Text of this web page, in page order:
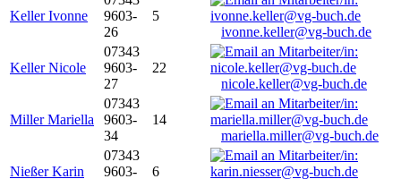
Keller Ivonne
9603-
26
5
ivonne.keller@vg-buch.de
Keller Nicole
07343
9603-
27
22
nicole.keller@vg-buch.de
Miller Mariella
07343
9603-
34
14
mariella.miller@vg-buch.de
Nießer Karin
07343
9603-
6